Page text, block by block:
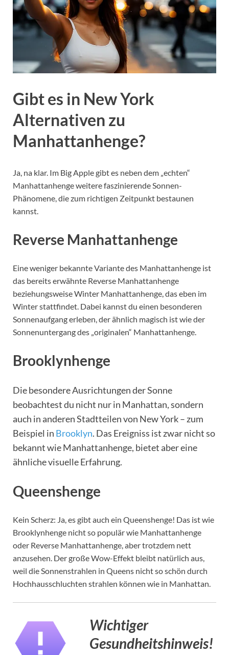
Gibt es in New York
Alternativen zu
Manhattanhenge?
Ja, na klar. Im Big Apple gibt es neben dem „echten“
Manhattanhenge weitere faszinierende Sonnen-
Phänomene, die zum richtigen Zeitpunkt bestaunen
kannst.
Reverse Manhattanhenge
Eine weniger bekannte Variante des Manhattanhenge ist
das bereits erwähnte Reverse Manhattanhenge
beziehungsweise Winter Manhattanhenge, das eben im
Winter stattfindet. Dabei kannst du einen besonderen
Sonnenaufgang erleben, der ähnlich magisch ist wie der
Sonnenuntergang des „originalen“ Manhattanhenge.
Brooklynhenge
Die besondere Ausrichtungen der Sonne
beobachtest du nicht nur in Manhattan, sondern
auch in anderen Stadtteilen von New York – zum
Beispiel in Brooklyn. Das Ereigniss ist zwar nicht so
bekannt wie Manhattanhenge, bietet aber eine
ähnliche visuelle Erfahrung.
Queenshenge
Kein Scherz: Ja, es gibt auch ein Queenshenge! Das ist wie
Brooklynhenge nicht so populär wie Manhattanhenge
oder Reverse Manhattanhenge, aber trotzdem nett
anzusehen. Der große Wow-Effekt bleibt natürlich aus,
weil die Sonnenstrahlen in Queens nicht so schön durch
Hochhausschluchten strahlen können wie in Manhattan.
Wichtiger
Gesundheitshinweis!